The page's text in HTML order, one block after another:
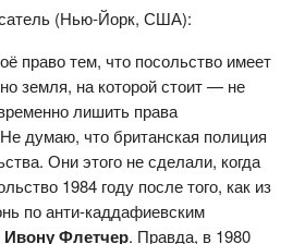
(Нью-Йорк, США):
право тем, что посольство имеет
земля, на которой стоит — не
лишить права
думаю, что британская полиция
Они этого не сделали, когда
1984 году после того, как из
по анти-каддафиевским
Ивону Флетчер. Правда, в 1980